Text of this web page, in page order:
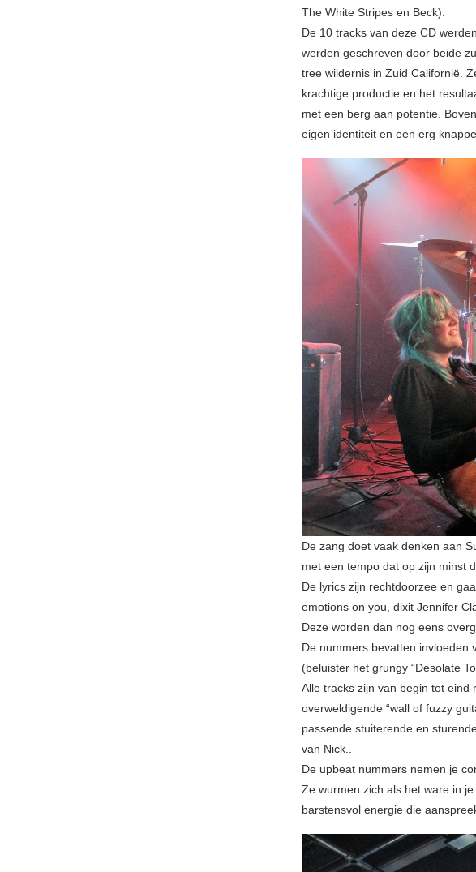
The White Stripes en Beck).
De 10 tracks van deze CD
werden geschreven door beide
tree wildernis in Zuid Californië.
krachtige productie en het
met een berg aan potentie.
eigen identiteit en een erg
De zang doet vaak denken aan
met een tempo dat op zijn minst
De lyrics zijn rechtdoorzee en
emotions on you, dixit Jennifer
Deze worden dan nog eens
De nummers bevatten invloeden
(beluister het grungy “Desolate
Alle tracks zijn van begin tot
overweldigende “wall of fuzzy
passende stuiterende en
van Nick..
De upbeat nummers nemen je
Ze wurmen zich als het ware in
barstensvol energie die